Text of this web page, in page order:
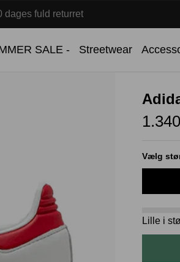
danske kunder
SALE - Streetwear
Vælg
Lille i